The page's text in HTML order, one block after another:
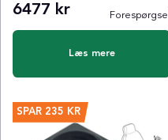
6477 kr Forespørgsel
Læs mere
SPAR 235 KR